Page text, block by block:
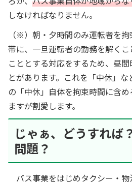
しなければなりません。
（※）朝・夕時間のみ運転者を
帯に、一旦運転者の勤務を解く
こととする対応をするため、昼
とがあります。これを「中休」
の「中休」自体を拘束時間に含
ますが割愛します。
じゃぁ、どうすれば
問題？
バス事業をはじめタクシー・